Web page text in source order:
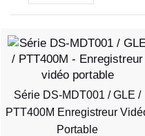
Série DS-MDT001 / GLE /
PTT400M Enregistreur
Portable